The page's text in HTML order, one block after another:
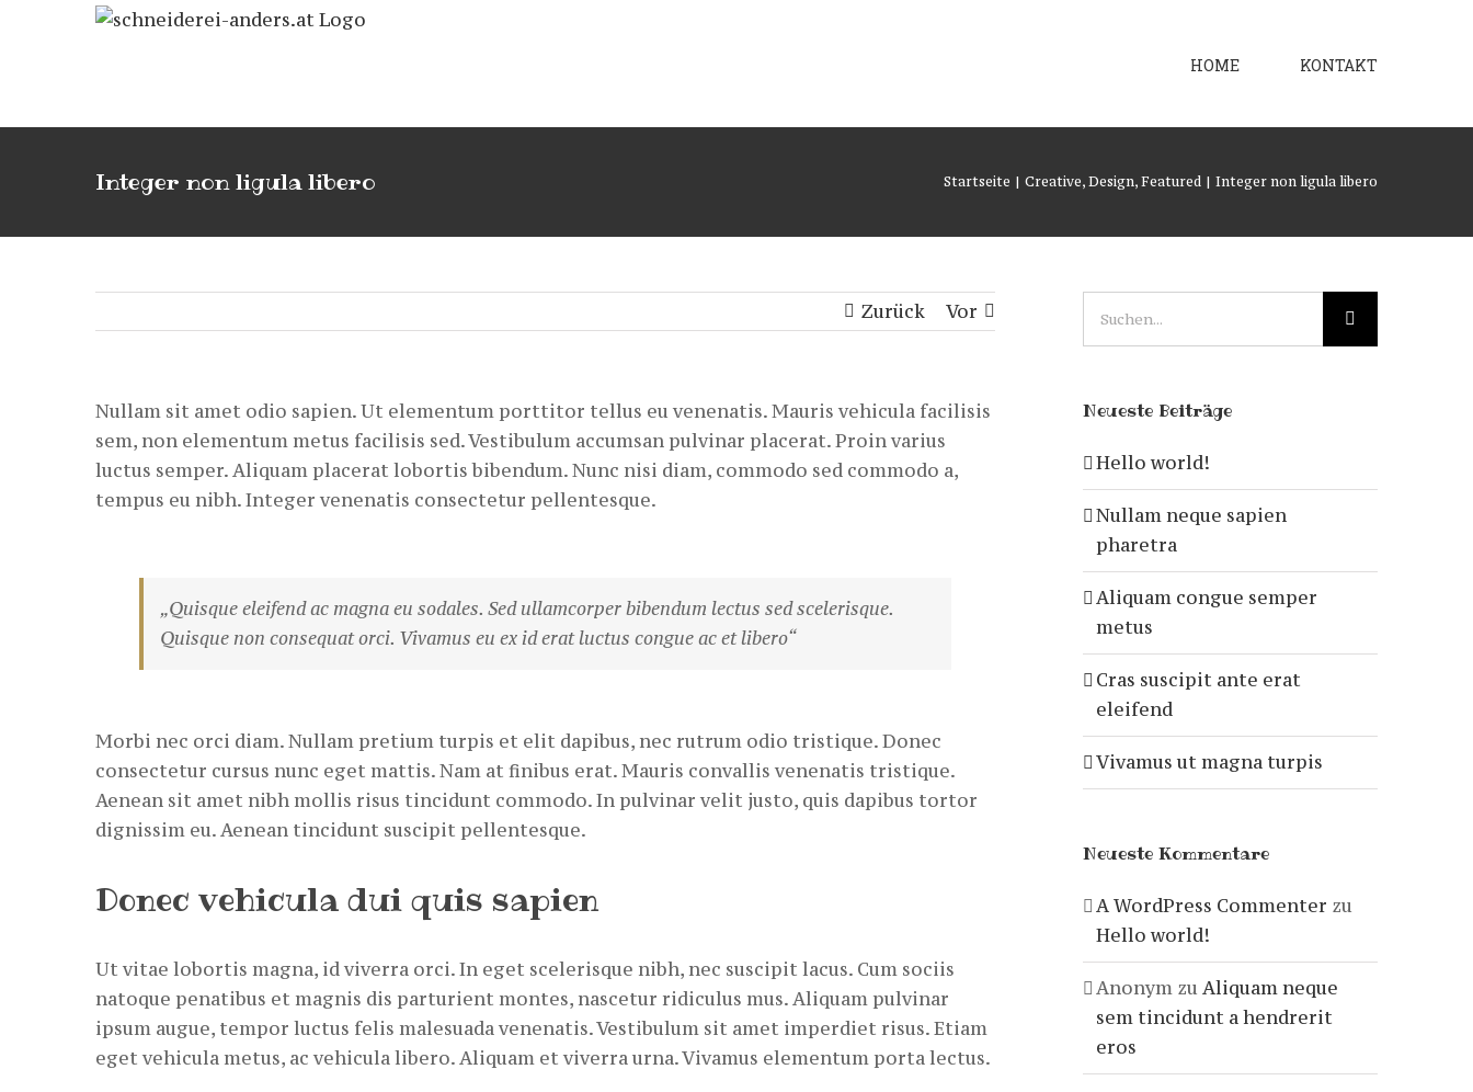
HOME KONTAKT
Integer non ligula libero Startseite | Creative, Design, Featured | Integer non ligula libero
Zurück Vor
Nullam sit amet odio sapien. Ut elementum porttitor tellus eu venenatis. Mauris vehicula facilisis
sem, non elementum metus facilisis sed. Vestibulum accumsan pulvinar placerat. Proin varius
luctus semper. Aliquam placerat lobortis bibendum. Nunc nisi diam, commodo sed commodo a,
tempus eu nibh. Integer venenatis consectetur pellentesque.
„Quisque eleifend ac magna eu sodales. Sed ullamcorper bibendum lectus sed scelerisque.
Quisque non consequat orci. Vivamus eu ex id erat luctus congue ac et libero“
Morbi nec orci diam. Nullam pretium turpis et elit dapibus, nec rutrum odio tristique. Donec
consectetur cursus nunc eget mattis. Nam at finibus erat. Mauris convallis venenatis tristique.
Aenean sit amet nibh mollis risus tincidunt commodo. In pulvinar velit justo, quis dapibus tortor
dignissim eu. Aenean tincidunt suscipit pellentesque.
Donec vehicula dui quis sapien
Ut vitae lobortis magna, id viverra orci. In eget scelerisque nibh, nec suscipit lacus. Cum sociis
natoque penatibus et magnis dis parturient montes, nascetur ridiculus mus. Aliquam pulvinar
ipsum augue, tempor luctus felis malesuada venenatis. Vestibulum sit amet imperdiet risus. Etiam
eget vehicula metus, ac vehicula libero. Aliquam et viverra urna. Vivamus elementum porta lectus.
Neueste Beiträge
Hello world!
Nullam neque sapien
pharetra
Aliquam congue semper
metus
Cras suscipit ante erat
eleifend
Vivamus ut magna turpis
Neueste Kommentare
A WordPress Commenter zu
Hello world!
Anonymzu Aliquam neque
sem tincidunt a hendrerit
eros